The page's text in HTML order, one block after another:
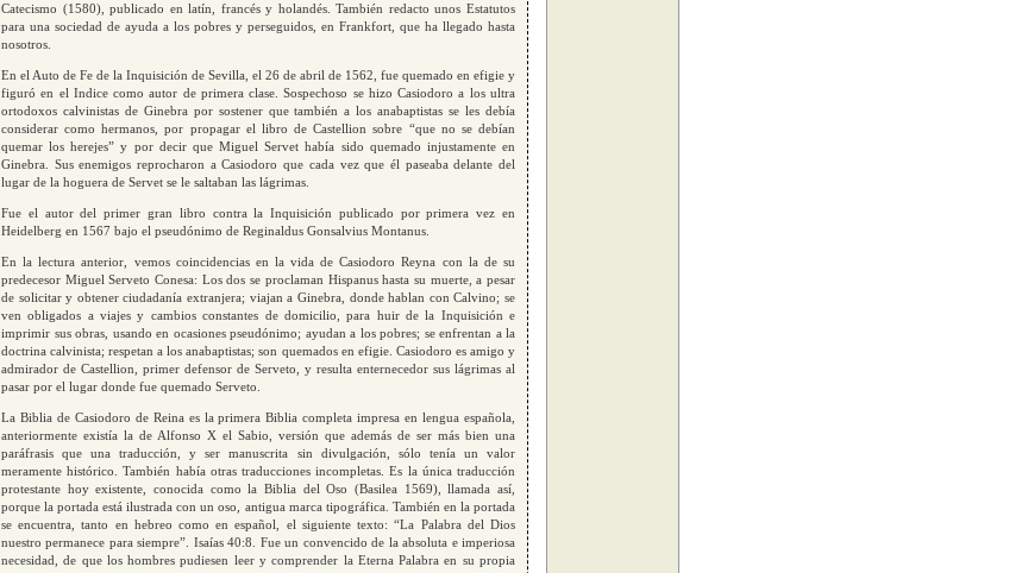
Catecismo (1580), publicado en latín, francés y holandés. También redacto unos Estatutos
para una sociedad de ayuda a los pobres y perseguidos, en Frankfort, que ha llegado hasta
nosotros.
En el Auto de Fe de la Inquisición de Sevilla, el 26 de abril de 1562, fue quemado en efigie y
figuró en el Indice como autor de primera clase. Sospechoso se hizo Casiodoro a los ultra
ortodoxos calvinistas de Ginebra por sostener que también a los anabaptistas se les debía
considerar como hermanos, por propagar el libro de Castellion sobre “que no se debían
quemar los herejes” y por decir que Miguel Servet había sido quemado injustamente en
Ginebra. Sus enemigos reprocharon a Casiodoro que cada vez que él paseaba delante del
lugar de la hoguera de Servet se le saltaban las lágrimas.
Fue el autor del primer gran libro contra la Inquisición publicado por primera vez en
Heidelberg en 1567 bajo el pseudónimo de Reginaldus Gonsalvius Montanus.
En la lectura anterior, vemos coincidencias en la vida de Casiodoro Reyna con la de su
predecesor Miguel Serveto Conesa: Los dos se proclaman Hispanus hasta su muerte, a pesar
de solicitar y obtener ciudadanía extranjera; viajan a Ginebra, donde hablan con Calvino; se
ven obligados a viajes y cambios constantes de domicilio, para huir de la Inquisición e
imprimir sus obras, usando en ocasiones pseudónimo; ayudan a los pobres; se enfrentan a la
doctrina calvinista; respetan a los anabaptistas; son quemados en efigie. Casiodoro es amigo y
admirador de Castellion, primer defensor de Serveto, y resulta enternecedor sus lágrimas al
pasar por el lugar donde fue quemado Serveto.
La Biblia de Casiodoro de Reina es la primera Biblia completa impresa en lengua española,
anteriormente existía la de Alfonso X el Sabio, versión que además de ser más bien una
paráfrasis que una traducción, y ser manuscrita sin divulgación, sólo tenía un valor
meramente histórico. También había otras traducciones incompletas. Es la única traducción
protestante hoy existente, conocida como la Biblia del Oso (Basilea 1569), llamada así,
porque la portada está ilustrada con un oso, antigua marca tipográfica. También en la portada
se encuentra, tanto en hebreo como en español, el siguiente texto: “La Palabra del Dios
nuestro permanece para siempre”. Isaías 40:8. Fue un convencido de la absoluta e imperiosa
necesidad, de que los hombres pudiesen leer y comprender la Eterna Palabra en su propia